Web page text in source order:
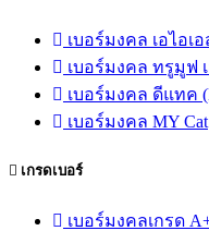
เบอร์มงคล เอไอเ
เบอร์มงคล ทรูมูฟ
เบอร์มงคล ดีแทค
เบอร์มงคล MY Cat
เกรดเบอร์
เบอร์มงคลเกรด